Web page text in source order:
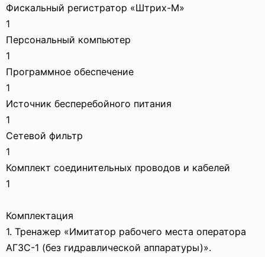
Фискальный регистратор «Штрих-М»
1
Персональный компьютер
1
Программное обеспечение
1
Источник бесперебойного питания
1
Сетевой фильтр
1
Комплект соединительных проводов и кабелей
1
Комплектация
1. Тренажер «Имитатор рабочего места оператора
АГЗС-1 (без гидравлической аппаратуры)».